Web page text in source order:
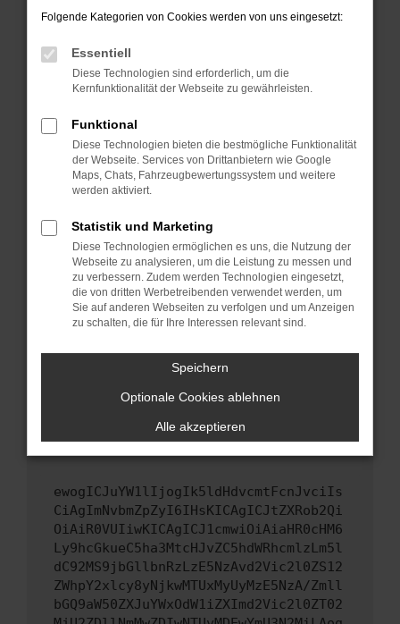
Prüfe deine Browsererweiterungen.
können das Laden bestimmter Seiten
verhindern. Funktioniert die Seite in einem
anderen Browser oder in einem privaten
Starte dein Gerät neu.
Das kann manchmal helfen, vorübergehende
Probleme zu beheben.
Betriebssystem auf dem neuesten Stand
sind.
Veraltete Software birgt nicht nur ein
Sicherheitsrisiko, sondern kann auch dazu
führen, dass bestimmte Funktionen nicht mehr
unterstützt werden.
Wende dich an den Webseitenbetreiber.
Wenn du alle oben genannten Schritte versucht
hast, kontaktiere uns bitte. Wir werden
versuchen, das Problem zu beheben. Du kannst
uns diesen Text schicken, um uns bei der
ewogICJuYW1lIjogIk5ldHdvcmtFcnJvciIs
CiAgImNvbmZpZyI6IHsKICAgICJtZXRob2Qi
OiAiR0VUIiwKICAgICJ1cmwiOiAiaHR0cHM6
Ly9hcGkueC5ha3MtcHJvZC5hdWRhcmlzLm5l
dC92MS9jbGllbnRzLzE5NzAvd2Vic2l0ZS12
ZWhpY2xlcy8yNjkwMTUxMyUyMzE5NzA/Zmll
bGQ9aW50ZXJuYWxOdW1iZXImd2Vic2l0ZT02
Folgende Kategorien von Cookies werden von uns eingesetzt:
Essentiell
Diese Technologien sind erforderlich, um die
Kernfunktionalität der Webseite zu gewährleisten.
Funktional
Diese Technologien bieten die bestmögliche Funktionalität
der Webseite. Services von Drittanbietern wie Google
Maps, Chats, Fahrzeugbewertungssystem und weitere
werden aktiviert.
Statistik und Marketing
Diese Technologien ermöglichen es uns, die Nutzung der
Webseite zu analysieren, um die Leistung zu messen und
zu verbessern. Zudem werden Technologien eingesetzt,
die von dritten Werbetreibenden verwendet werden, um
Sie auf anderen Webseiten zu verfolgen und um Anzeigen
zu schalten, die für Ihre Interessen relevant sind.
Speichern
Optionale Cookies ablehnen
Alle akzeptieren